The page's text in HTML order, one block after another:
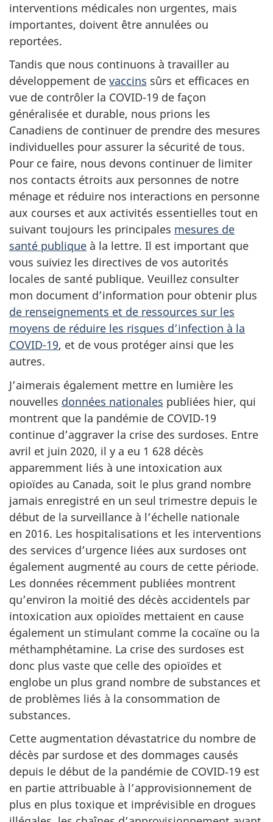
interventions médicales non urgentes, mais
importantes, doivent être annulées ou
reportées.
Tandis que nous continuons à travailler au
développement de vaccins sûrs et efficaces en
vue de contrôler la COVID-19 de façon
généralisée et durable, nous prions les
Canadiens de continuer de prendre des mesures
individuelles pour assurer la sécurité de tous.
Pour ce faire, nous devons continuer de limiter
nos contacts étroits aux personnes de notre
ménage et réduire nos interactions en personne
aux courses et aux activités essentielles tout en
suivant toujours les principales mesures de
santé publique à la lettre. Il est important que
vous suiviez les directives de vos autorités
locales de santé publique. Veuillez consulter
mon document d’information pour obtenir plus
de renseignements et de ressources sur les
moyens de réduire les risques d’infection à la
COVID-19, et de vous protéger ainsi que les
autres.
J’aimerais également mettre en lumière les
nouvelles données nationales publiées hier, qui
montrent que la pandémie de COVID‑19
continue d’aggraver la crise des surdoses. Entre
avril et juin 2020, il y a eu 1 628 décès
apparemment liés à une intoxication aux
opioïdes au Canada, soit le plus grand nombre
jamais enregistré en un seul trimestre depuis le
début de la surveillance à l’échelle nationale
en 2016. Les hospitalisations et les interventions
des services d’urgence liées aux surdoses ont
également augmenté au cours de cette période.
Les données récemment publiées montrent
qu’environ la moitié des décès accidentels par
intoxication aux opioïdes mettaient en cause
également un stimulant comme la cocaïne ou la
méthamphétamine. La crise des surdoses est
donc plus vaste que celle des opioïdes et
englobe un plus grand nombre de substances et
de problèmes liés à la consommation de
substances.
Cette augmentation dévastatrice du nombre de
décès par surdose et des dommages causés
depuis le début de la pandémie de COVID‑19 est
en partie attribuable à l’approvisionnement de
plus en plus toxique et imprévisible en drogues